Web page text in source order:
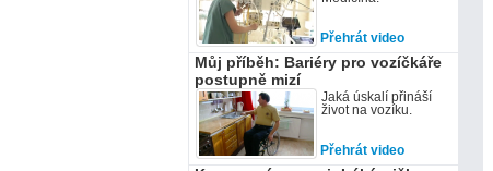
Přehrát video
Můj příběh: Bariéry pro vozíčkáře
postupně mizí
Jaká úskalí přináší
život na vozíku.
Přehrát video